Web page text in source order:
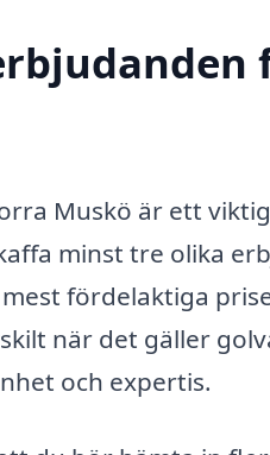
Muskö är ett
minst tre olika
fördelaktiga
när det gäller
och expertis.